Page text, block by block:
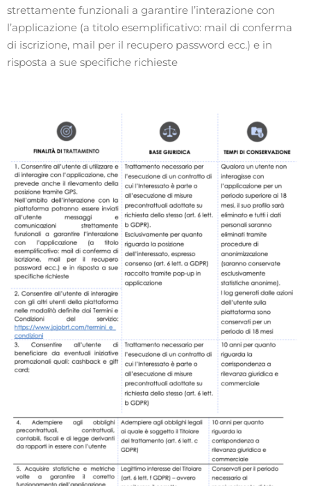
strettamente funzionali a garantire l’interazione con
l’applicazione (a titolo esemplificativo: mail di conferma
di iscrizione, mail per il recupero password ecc.) e in
risposta a sue specifiche richieste